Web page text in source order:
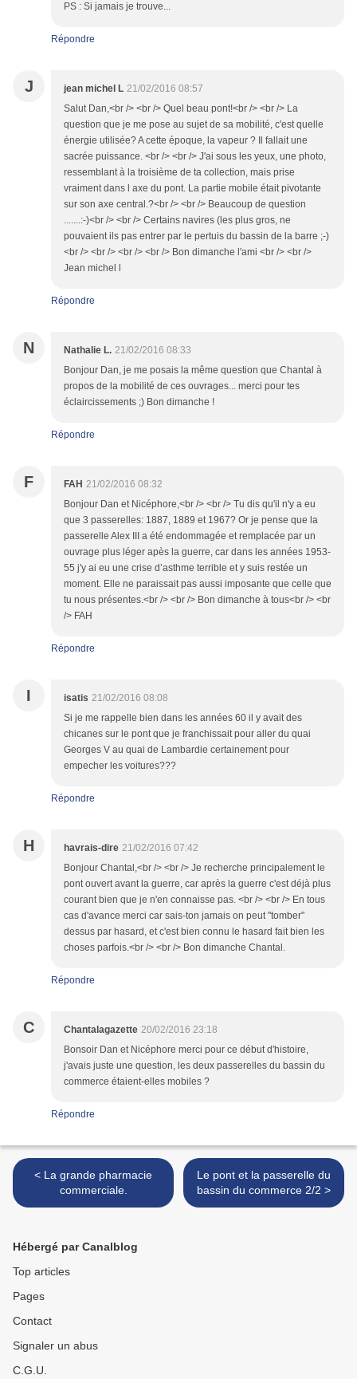
PS : Si jamais je trouve...
Répondre
J jean michel L 21/02/2016 08:57
Salut Dan,<br /> <br /> Quel beau pont!<br /> <br /> La
question que je me pose au sujet de sa mobilité, c'est quelle
énergie utilisée? A cette époque, la vapeur ? Il fallait une
sacrée puissance. <br /> <br /> J'ai sous les yeux, une photo,
ressemblant à la troisième de ta collection, mais prise
vraiment dans l axe du pont. La partie mobile était pivotante
sur son axe central.?<br /> <br /> Beaucoup de question
.......:-)<br /> <br /> Certains navires (les plus gros, ne
pouvaient ils pas entrer par le pertuis du bassin de la barre ;-)
<br /> <br /> <br /> <br /> Bon dimanche l'ami <br /> <br />
Jean michel l
Répondre
N Nathalie L. 21/02/2016 08:33
Bonjour Dan, je me posais la même question que Chantal à
propos de la mobilité de ces ouvrages... merci pour tes
éclaircissements ;) Bon dimanche !
Répondre
F FAH 21/02/2016 08:32
Bonjour Dan et Nicéphore,<br /> <br /> Tu dis qu'il n'y a eu
que 3 passerelles: 1887, 1889 et 1967? Or je pense que la
passerelle Alex III a été endommagée et remplacée par un
ouvrage plus léger apès la guerre, car dans les années 1953-
55 j'y ai eu une crise d’asthme terrible et y suis restée un
moment. Elle ne paraissait pas aussi imposante que celle que
tu nous présentes.<br /> <br /> Bon dimanche à tous<br /> <br
/> FAH
Répondre
I isatis 21/02/2016 08:08
Si je me rappelle bien dans les années 60 il y avait des
chicanes sur le pont que je franchissait pour aller du quai
Georges V au quai de Lambardie certainement pour
empecher les voitures???
Répondre
H havrais-dire 21/02/2016 07:42
Bonjour Chantal,<br /> <br /> Je recherche principalement le
pont ouvert avant la guerre, car après la guerre c'est déjà plus
courant bien que je n'en connaisse pas. <br /> <br /> En tous
cas d'avance merci car sais-ton jamais on peut "tomber"
dessus par hasard, et c'est bien connu le hasard fait bien les
choses parfois.<br /> <br /> Bon dimanche Chantal.
Répondre
C Chantalagazette 20/02/2016 23:18
Bonsoir Dan et Nicéphore merci pour ce début d'histoire,
j'avais juste une question, les deux passerelles du bassin du
commerce étaient-elles mobiles ?
Répondre
< La grande pharmacie
commerciale.
Le pont et la passerelle du
bassin du commerce 2/2 >
Hébergé par Canalblog
Top articles
Pages
Contact
Signaler un abus
C.G.U.